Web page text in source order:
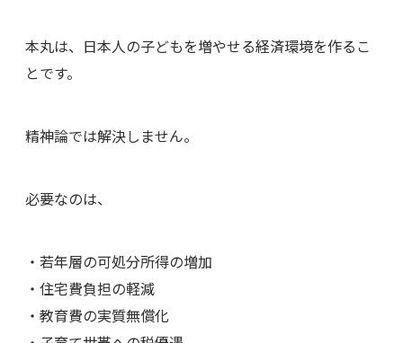
本丸は、日本人の子どもを増やせる経済環境を作るこ
とです。
精神論では解決しません。
必要なのは、
・若年層の可処分所得の増加
・住宅費負担の軽減
・教育費の実質無償化